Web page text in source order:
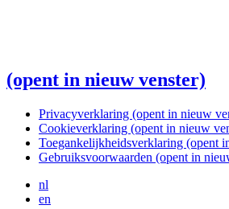
(opent in nieuw venster)
Privacyverklaring (opent in nieuw
Cookieverklaring (opent in nieuw
Toegankelijkheidsverklaring (opent
Gebruiksvoorwaarden (opent in
nl
en